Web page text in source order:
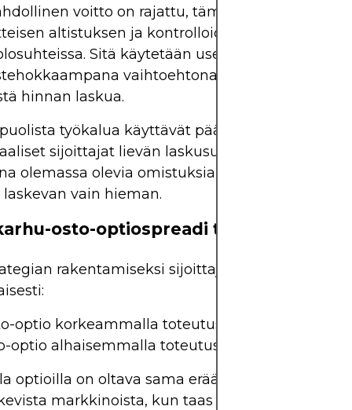
voitto on rajattu, tämä kauppa tarjoaa
altistuksen ja kontrolloidun riskin
Sitä käytetään usein
vaihtoehtona osto-optiolle, kun
hinnan laskua.
työkalua käyttävät pääasiassa
sijoittajat lievän laskusuhdanteen aikana
olemassa olevia omistuksia vastaan, joiden
vain hieman.
osto-optiospreadi toimii
rakentamiseksi sijoittaja avaa kaksi
optio korkeammalla toteutushinnalla (osto-
optio alhaisemmalla toteutushinnalla (shortti-
optioilla on oltava sama erääntymispäivä.
markkinoista, kun taas osto-optio